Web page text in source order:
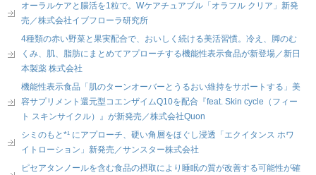
オーラルケアと腸活を1粒で。Wケアチュアブル「オラフル クリア」新発
売／株式会社イブフローラ研究所
4種類の赤い野菜と果実配合で、おいしく続ける美活習慣。冷え、脚のむ
くみ、肌、脂肪にまとめてアプローチする機能性表示食品が新登場／新日
本製薬 株式会社
機能性表示食品「肌のターンオーバーとうるおい維持をサポートする」美
容サプリメント還元型コエンザイムQ10を配合『feat. Skin cycle（フィー
ト スキンサイクル）』が新発売／株式会社Quon
シミのもと*¹ にアプローチ、硬い角層をほぐし浸透「エクイタンス ホワ
イトローション」新発売／サンスター株式会社
ピセアタンノールを含む食品の摂取により睡眠の質が改善する可能性が確